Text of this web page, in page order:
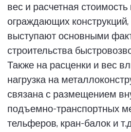
вес и расчетная
ограждающих
выступают основными
строительства
Также на расценки и вес
нагрузка на
связана с размещением
подъемно-транспортных
тельферов, кран-балок и